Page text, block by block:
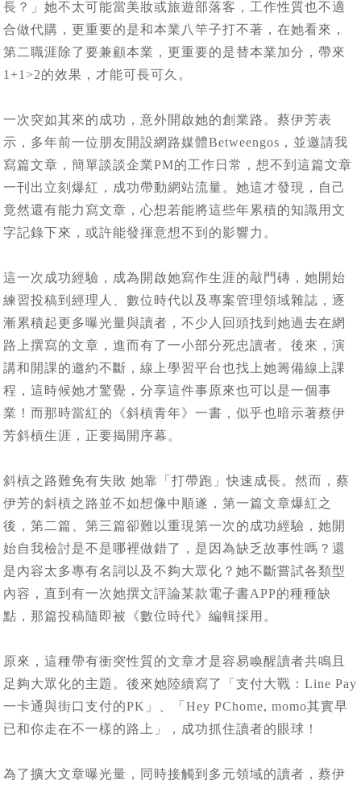
長？」她不太可能當美妝或旅遊部落客，工作性質也不適
合做代購，更重要的是和本業八竿子打不著，在她看來，
第二職涯除了要兼顧本業，更重要的是替本業加分，帶來
1+1>2的效果，才能可長可久。
一次突如其來的成功，意外開啟她的創業路。蔡伊芳表
示，多年前一位朋友開設網路媒體Betweengos，並邀請我
寫篇文章，簡單談談企業PM的工作日常，想不到這篇文章
一刊出立刻爆紅，成功帶動網站流量。她這才發現，自己
竟然還有能力寫文章，心想若能將這些年累積的知識用文
字記錄下來，或許能發揮意想不到的影響力。
這一次成功經驗，成為開啟她寫作生涯的敲門磚，她開始
練習投稿到經理人、數位時代以及專案管理領域雜誌，逐
漸累積起更多曝光量與讀者，不少人回頭找到她過去在網
路上撰寫的文章，進而有了一小部分死忠讀者。後來，演
講和開課的邀約不斷，線上學習平台也找上她籌備線上課
程，這時候她才驚覺，分享這件事原來也可以是一個事
業！而那時當紅的《斜槓青年》一書，似乎也暗示著蔡伊
芳斜槓生涯，正要揭開序幕。
斜槓之路難免有失敗 她靠「打帶跑」快速成長。然而，蔡
伊芳的斜槓之路並不如想像中順遂，第一篇文章爆紅之
後，第二篇、第三篇卻難以重現第一次的成功經驗，她開
始自我檢討是不是哪裡做錯了，是因為缺乏故事性嗎？還
是內容太多專有名詞以及不夠大眾化？她不斷嘗試各類型
內容，直到有一次她撰文評論某款電子書APP的種種缺
點，那篇投稿隨即被《數位時代》編輯採用。
原來，這種帶有衝突性質的文章才是容易喚醒讀者共鳴且
足夠大眾化的主題。後來她陸續寫了「支付大戰：Line Pay
一卡通與街口支付的PK」、「Hey PChome, momo其實早
已和你走在不一樣的路上」，成功抓住讀者的眼球！
為了擴大文章曝光量，同時接觸到多元領域的讀者，蔡伊